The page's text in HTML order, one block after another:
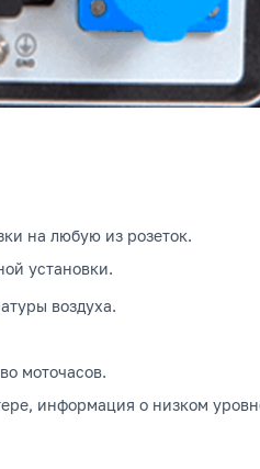
на любую из розеток.
установки.
воздуха.
моточасов.
информация о низком